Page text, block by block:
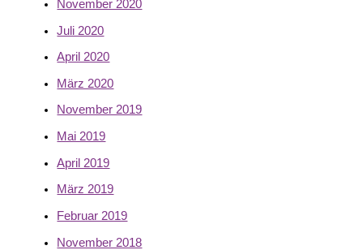
November 2020
Juli 2020
April 2020
März 2020
November 2019
Mai 2019
April 2019
März 2019
Februar 2019
November 2018